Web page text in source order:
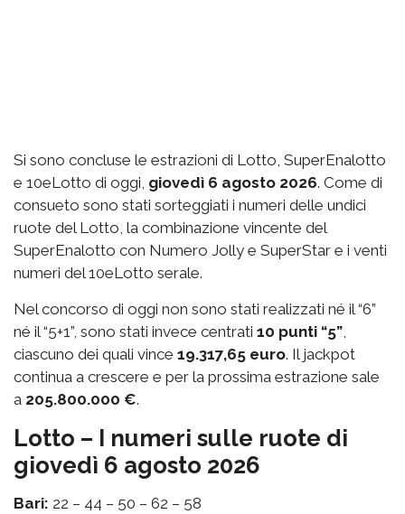
Si sono concluse le estrazioni di Lotto, SuperEnalotto
e 10eLotto di oggi, giovedì 6 agosto 2026. Come di
consueto sono stati sorteggiati i numeri delle undici
ruote del Lotto, la combinazione vincente del
SuperEnalotto con Numero Jolly e SuperStar e i venti
numeri del 10eLotto serale.
Nel concorso di oggi non sono stati realizzati né il “6”
né il “5+1”, sono stati invece centrati 10 punti “5”,
ciascuno dei quali vince 19.317,65 euro. Il jackpot
continua a crescere e per la prossima estrazione sale
a 205.800.000 €.
Lotto – I numeri sulle ruote di
giovedì 6 agosto 2026
Bari: 22 – 44 – 50 – 62 – 58